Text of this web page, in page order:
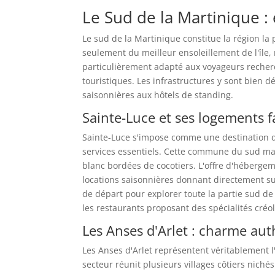
Le Sud de la Martinique
Le sud de la Martinique constitue la région la
seulement du meilleur ensoleillement de l'île,
particulièrement adapté aux voyageurs
touristiques. Les infrastructures y sont bien
saisonnières aux hôtels de standing.
Sainte-Luce et ses logements
Sainte-Luce s'impose comme une
services essentiels. Cette commune du sud
blanc bordées de cocotiers. L'offre
locations saisonnières donnant directement
de départ pour explorer toute la partie sud
les restaurants proposant des spécialités
Les Anses d'Arlet : charme
Les Anses d'Arlet représentent
secteur réunit plusieurs villages côtiers